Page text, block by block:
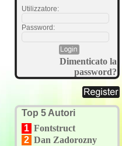
Utilizzatore:
Password:
Dimenticato la
password?
Top 5 Autori
1 Fontstruct
2 Dan Zadorozny